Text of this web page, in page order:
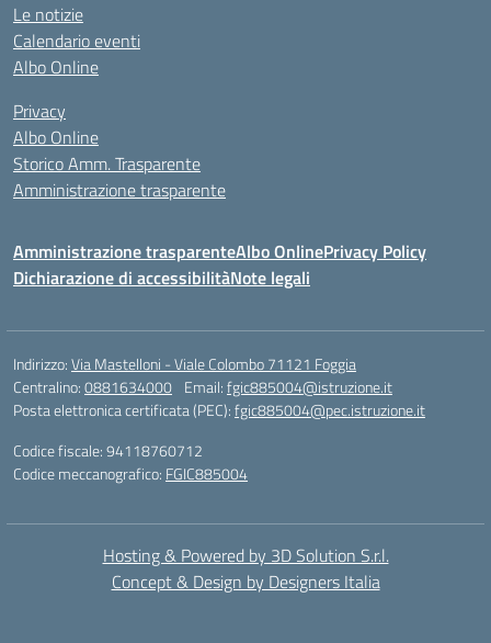
Le notizie
Calendario eventi
Albo Online
Privacy
Albo Online
Storico Amm. Trasparente
Amministrazione trasparente
Amministrazione trasparenteAlbo OnlinePrivacy Policy
Dichiarazione di accessibilitàNote legali
Indirizzo:Via Mastelloni - Viale Colombo 71121 Foggia
Centralino:0881634000 Email:fgic885004@istruzione.it
Posta elettronica certificata (PEC):fgic885004@pec.istruzione.it
Codice fiscale: 94118760712
Codice meccanografico: FGIC885004
Hosting & Powered by 3D Solution S.r.l.
Concept & Design by Designers Italia